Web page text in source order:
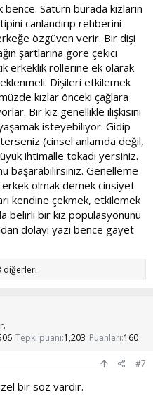
Satürn burada kızların
canlandırıp rehberini
özgüven verir. Bir dişi
şartlarına göre çekici
erkeklik rollerine ek olarak
Dişileri etkilemek
kızlar önceki çağlara
Bir kız genellikle ilişkisini
isteyebiliyor. Gidip
(cinsel anlamda değil,
ihtimalle tokadı yersiniz.
başarabilirsiniz. Genelleme
olmak demek cinsiyet
kendine çekmek, etkilemek
belirli bir kız popülasyonunu
dolayı yazı bence gayet
diğerleri
Tepki puanı 1,203 Puanları 160
#7
bir söz vardır.